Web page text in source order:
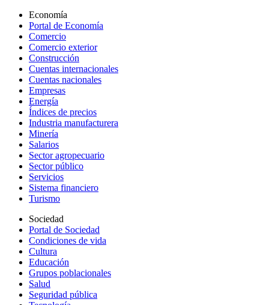
Economía
Portal de Economía
Comercio
Comercio exterior
Construcción
Cuentas internacionales
Cuentas nacionales
Empresas
Energía
Índices de precios
Industria manufacturera
Minería
Salarios
Sector agropecuario
Sector público
Servicios
Sistema financiero
Turismo
Sociedad
Portal de Sociedad
Condiciones de vida
Cultura
Educación
Grupos poblacionales
Salud
Seguridad pública